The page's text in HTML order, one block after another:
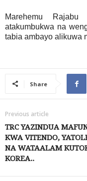
Marehemu
atakumbukwa na
tabia ambayo alikuwa
Share
Previous article
TRC YAZINDUA
KWA VITENDO,
NA WATAALAM
KOREA..